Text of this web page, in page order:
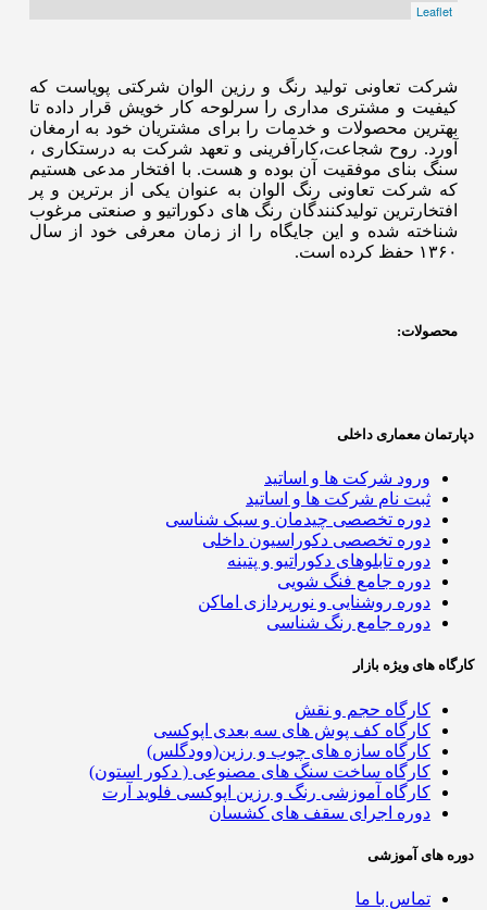
Leaflet
شرکت تعاونی تولید رنگ و رزین الوان شرکتی پویاست که
کیفیت و مشتری مداری را سرلوحه کار خویش قرار داده تا
بهترین محصولات و خدمات را برای مشتریان خود به ارمغان
آورد. روح شجاعت،کارآفرینی و تعهد شرکت به درستکاری ،
سنگ بنای موفقیت آن بوده و هست. با افتخار مدعی هستیم
که شرکت تعاونی رنگ الوان به عنوان یکی از برترین و پر
افتخارترین تولیدکنندگان رنگ های دکوراتیو و صنعتی مرغوب
شناخته شده و این جایگاه را از زمان معرفی خود از سال
۱۳۶۰ حفظ کرده است.
محصولات:
دپارتمان معماری داخلی
ورود شرکت ها و اساتید
ثبت نام شرکت ها و اساتید
دوره تخصصی چیدمان و سبک شناسی
دوره تخصصی دکوراسیون داخلی
دوره تابلوهای دکوراتیو و پتینه
دوره جامع فنگ شویی
دوره روشنایی و نورپردازی اماکن
دوره جامع رنگ شناسی
کارگاه های ویژه بازار
کارگاه حجم و نقش
کارگاه کف پوش های سه بعدی اپوکسی
کارگاه سازه های چوب و رزین(وودگلس)
کارگاه ساخت سنگ های مصنوعی ( دکور استون)
کارگاه آموزشی رنگ و رزین اپوکسی فلوید آرت
دوره اجرای سقف های کشسان
دوره های آموزشی
تماس با ما